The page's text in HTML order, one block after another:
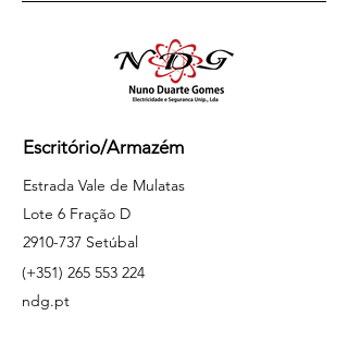
Escritório/Armazém
Estrada Vale de Mulatas
Lote 6 Fração D
2910-737 Setúbal
(+351) 265 553 224
ndg.pt